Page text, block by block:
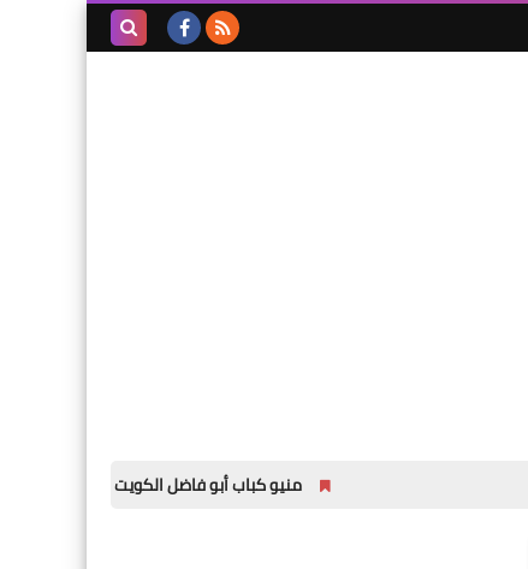
منيو كباب أبو فاضل الكويت مع الاسعار لجميع الفروع